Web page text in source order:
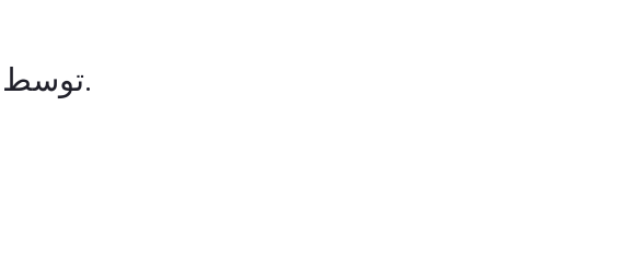
توسط زنان ساخته شده است.